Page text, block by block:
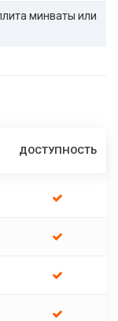
минваты или
ДОСТУПНОСТЬ